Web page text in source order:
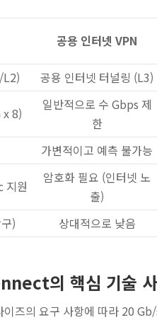
공용 인터넷 VPN
L2) 공용 인터넷 터널링 (L3)
8)
일반적으로 수 Gbps 제
한
가변적이고 예측 불가능
지원
암호화 필요 (인터넷 노
출)
) 상대적으로 낮음
의 핵심 기술
의 요구 사항에 따라 20